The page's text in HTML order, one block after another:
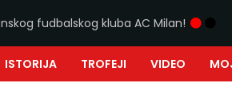
fudbalskog kluba AC Milan!
ISTORIJA TROFEJI VIDEO